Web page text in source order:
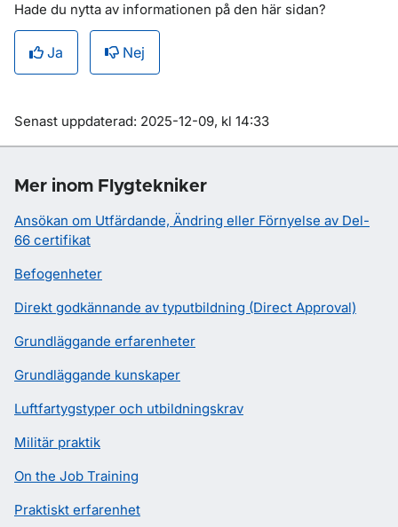
Hade du nytta av informationen på den här sidan?
Ja Nej
Om sidan
Senast uppdaterad: 2025-12-09, kl 14:33
Mer inom Flygtekniker
Ansökan om Utfärdande, Ändring eller Förnyelse av Del-
66 certifikat
Befogenheter
Direkt godkännande av typutbildning (Direct Approval)
Grundläggande erfarenheter
Grundläggande kunskaper
Luftfartygstyper och utbildningskrav
Militär praktik
On the Job Training
Praktiskt erfarenhet